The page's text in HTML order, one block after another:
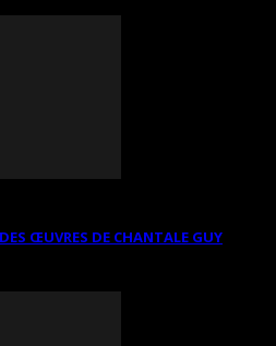
ŒUVRES DE CHANTALE GUY